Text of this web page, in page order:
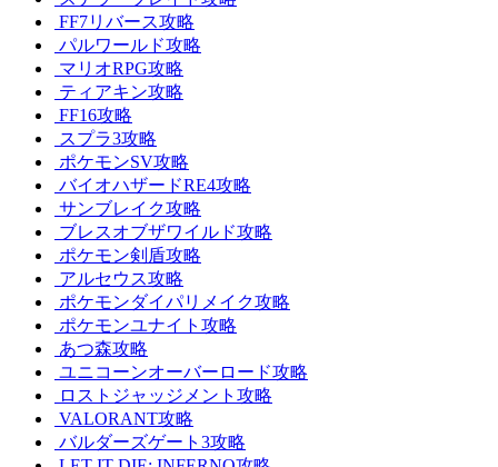
FF7リバース攻略
パルワールド攻略
マリオRPG攻略
ティアキン攻略
FF16攻略
スプラ3攻略
ポケモンSV攻略
バイオハザードRE4攻略
サンブレイク攻略
ブレスオブザワイルド攻略
ポケモン剣盾攻略
アルセウス攻略
ポケモンダイパリメイク攻略
ポケモンユナイト攻略
あつ森攻略
ユニコーンオーバーロード攻略
ロストジャッジメント攻略
VALORANT攻略
バルダーズゲート3攻略